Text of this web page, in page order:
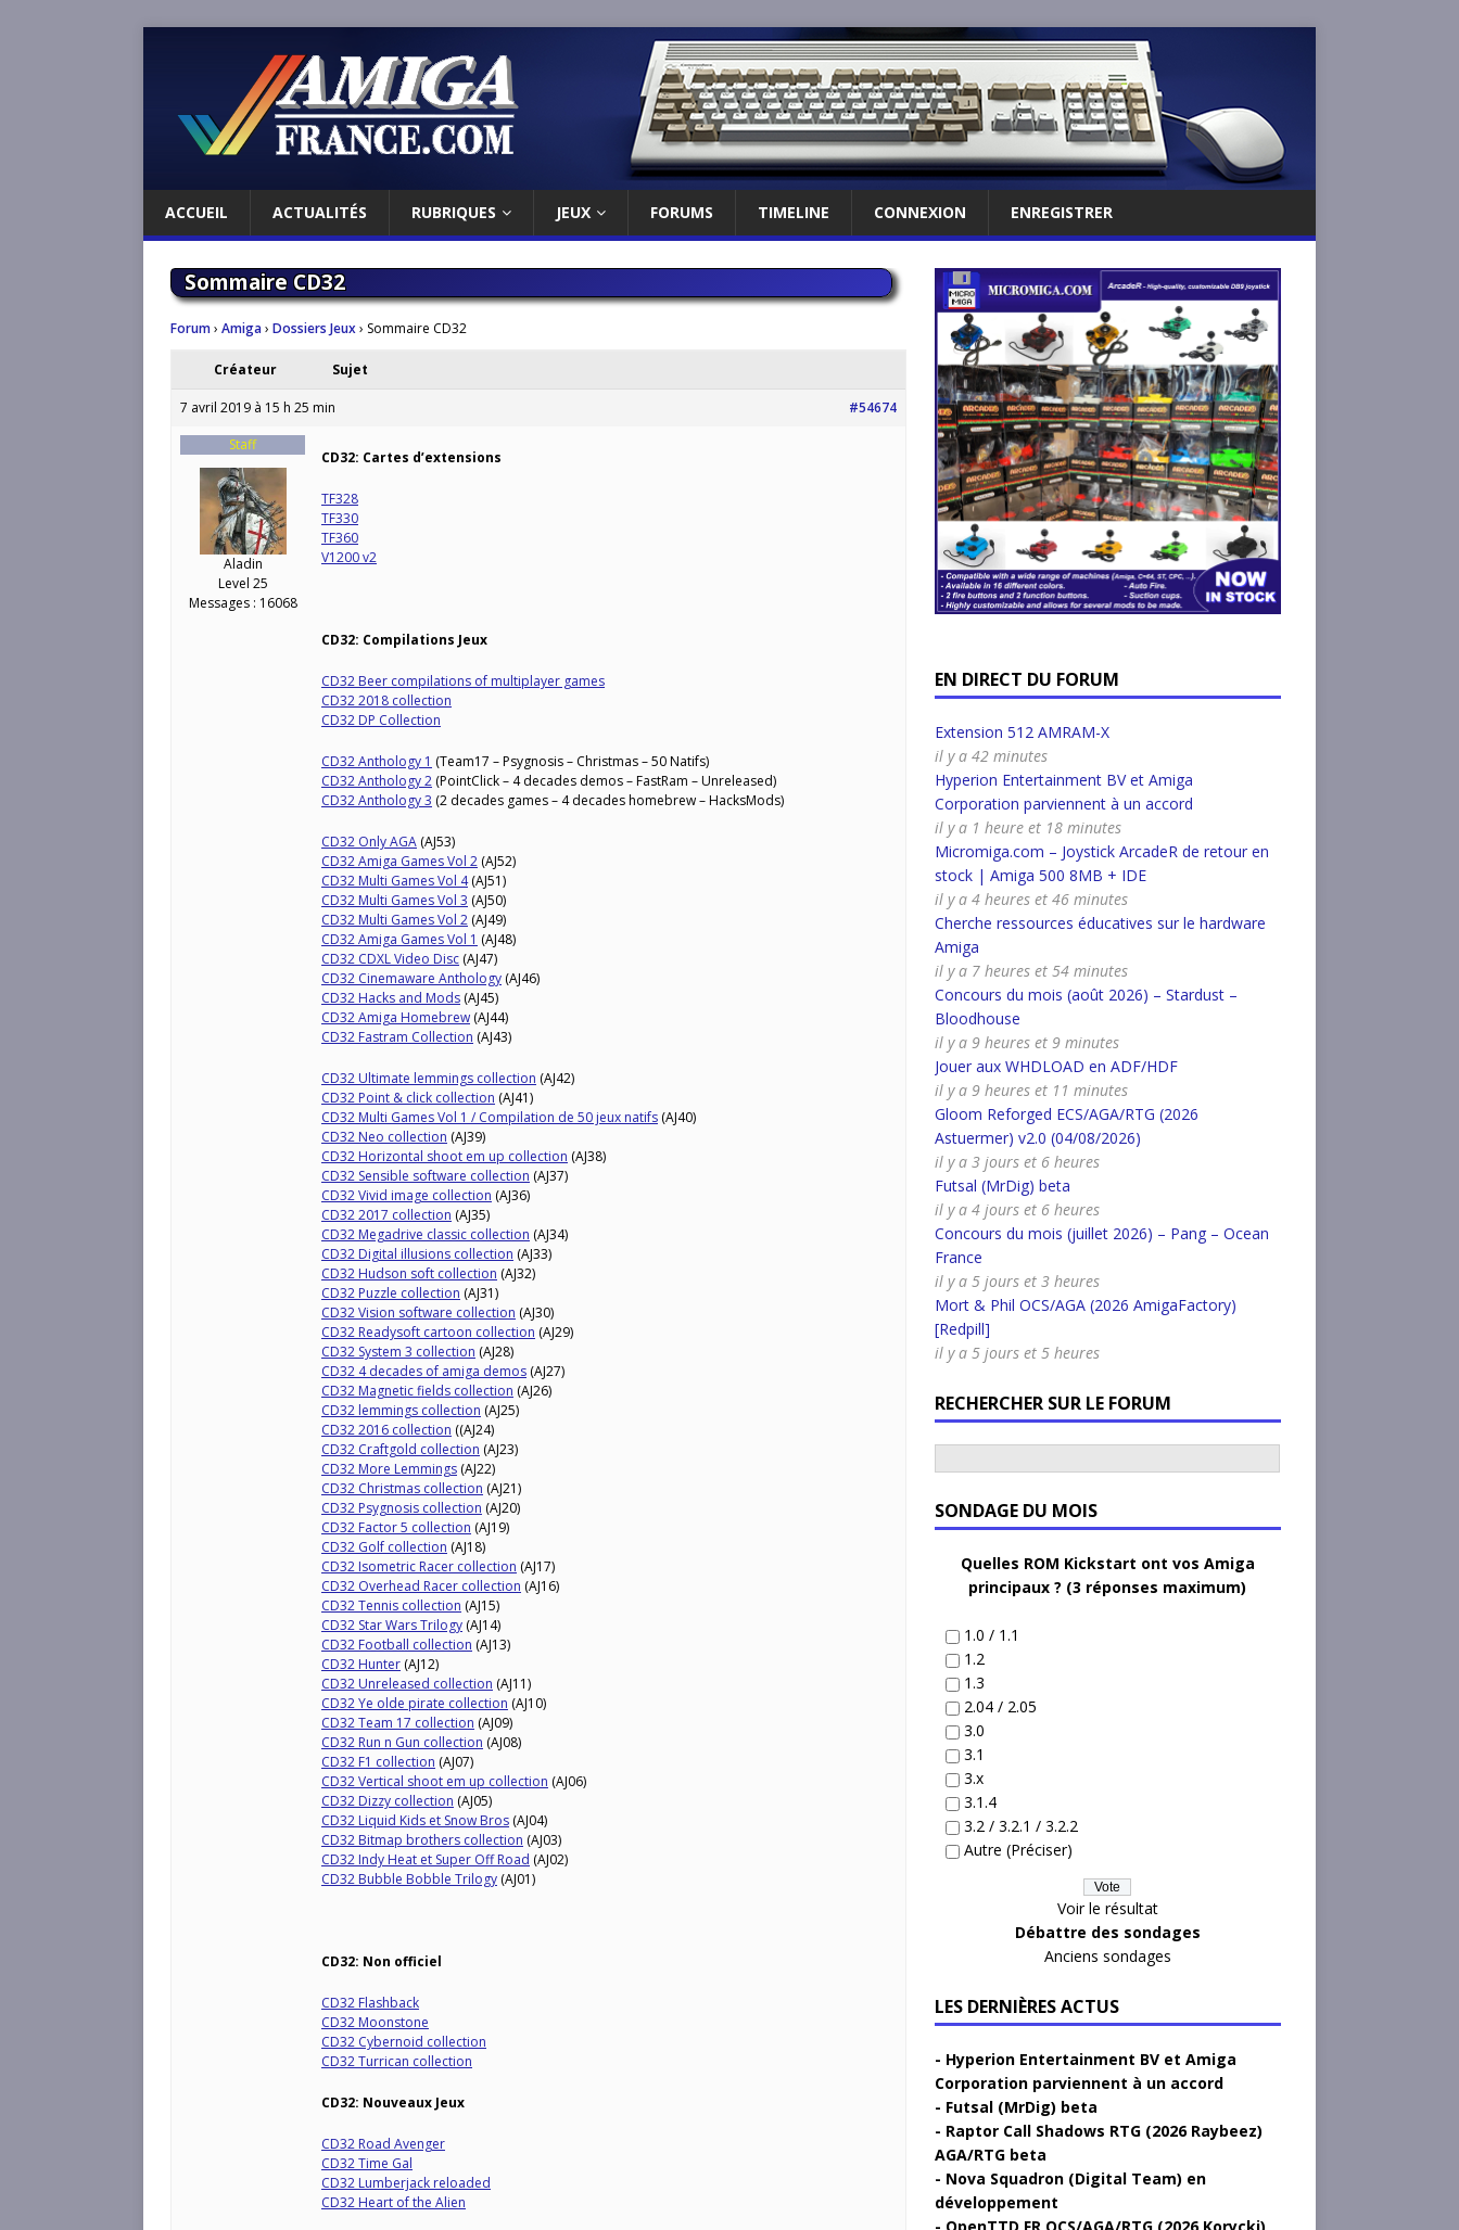
ACCUEIL ACTUALITÉS RUBRIQUES JEUX FORUMS TIMELINE CONNEXION ENREGISTRER
Sommaire CD32
Forum› Amiga› Dossiers Jeux› Sommaire CD32
Créateur Sujet
7 avril 2019 à 15 h 25 min
#54674
Staff
Aladin
Level 25
Messages : 16068
CD32: Cartes d’extensions
TF328
TF330
TF360
V1200 v2
CD32: Compilations Jeux
CD32 Beer compilations of multiplayer games
CD32 2018 collection
CD32 DP Collection
CD32 Anthology 1 (Team17 – Psygnosis – Christmas – 50 Natifs)
CD32 Anthology 2 (PointClick – 4 decades demos – FastRam – Unreleased)
CD32 Anthology 3 (2 decades games – 4 decades homebrew – HacksMods)
CD32 Only AGA (AJ53)
CD32 Amiga Games Vol 2 (AJ52)
CD32 Multi Games Vol 4(AJ51)
CD32 Multi Games Vol 3 (AJ50)
CD32 Multi Games Vol 2 (AJ49)
CD32 Amiga Games Vol 1 (AJ48)
CD32 CDXL Video Disc (AJ47)
CD32 Cinemaware Anthology (AJ46)
CD32 Hacks and Mods (AJ45)
CD32 Amiga Homebrew (AJ44)
CD32 Fastram Collection (AJ43)
CD32 Ultimate lemmings collection (AJ42)
CD32 Point & click collection (AJ41)
CD32 Multi Games Vol 1 / Compilation de 50 jeux natifs (AJ40)
CD32 Neo collection (AJ39)
CD32 Horizontal shoot em up collection (AJ38)
CD32 Sensible software collection (AJ37)
CD32 Vivid image collection (AJ36)
CD32 2017 collection (AJ35)
CD32 Megadrive classic collection (AJ34)
CD32 Digital illusions collection (AJ33)
CD32 Hudson soft collection (AJ32)
CD32 Puzzle collection (AJ31)
CD32 Vision software collection (AJ30)
CD32 Readysoft cartoon collection (AJ29)
CD32 System 3 collection (AJ28)
CD32 4 decades of amiga demos (AJ27)
CD32 Magnetic fields collection (AJ26)
CD32 lemmings collection (AJ25)
CD32 2016 collection ((AJ24)
CD32 Craftgold collection (AJ23)
CD32 More Lemmings (AJ22)
CD32 Christmas collection (AJ21)
CD32 Psygnosis collection (AJ20)
CD32 Factor 5 collection (AJ19)
CD32 Golf collection (AJ18)
CD32 Isometric Racer collection (AJ17)
CD32 Overhead Racer collection (AJ16)
CD32 Tennis collection (AJ15)
CD32 Star Wars Trilogy (AJ14)
CD32 Football collection (AJ13)
CD32 Hunter (AJ12)
CD32 Unreleased collection (AJ11)
CD32 Ye olde pirate collection (AJ10)
CD32 Team 17 collection (AJ09)
CD32 Run n Gun collection (AJ08)
CD32 F1 collection (AJ07)
CD32 Vertical shoot em up collection (AJ06)
CD32 Dizzy collection (AJ05)
CD32 Liquid Kids et Snow Bros (AJ04)
CD32 Bitmap brothers collection (AJ03)
CD32 Indy Heat et Super Off Road (AJ02)
CD32 Bubble Bobble Trilogy (AJ01)
CD32: Non officiel
CD32 Flashback
CD32 Moonstone
CD32 Cybernoid collection
CD32 Turrican collection
CD32: Nouveaux Jeux
CD32 Road Avenger
CD32 Time Gal
CD32 Lumberjack reloaded
CD32 Heart of the Alien
EN DIRECT DU FORUM
Extension 512 AMRAM-X
il y a 42 minutes
Hyperion Entertainment BV et Amiga
Corporation parviennent à un accord
il y a 1 heure et 18 minutes
Micromiga.com – Joystick ArcadeR de retour en
stock | Amiga 500 8MB + IDE
il y a 4 heures et 46 minutes
Cherche ressources éducatives sur le hardware
Amiga
il y a 7 heures et 54 minutes
Concours du mois (août 2026) – Stardust –
Bloodhouse
il y a 9 heures et 9 minutes
Jouer aux WHDLOAD en ADF/HDF
il y a 9 heures et 11 minutes
Gloom Reforged ECS/AGA/RTG (2026
Astuermer) v2.0 (04/08/2026)
il y a 3 jours et 6 heures
Futsal (MrDig) beta
il y a 4 jours et 6 heures
Concours du mois (juillet 2026) – Pang – Ocean
France
il y a 5 jours et 3 heures
Mort & Phil OCS/AGA (2026 AmigaFactory)
[Redpill]
il y a 5 jours et 5 heures
RECHERCHER SUR LE FORUM
SONDAGE DU MOIS
Quelles ROM Kickstart ont vos Amiga
principaux ? (3 réponses maximum)
1.0 / 1.1
1.2
1.3
2.04 / 2.05
3.0
3.1
3.x
3.1.4
3.2 / 3.2.1 / 3.2.2
Autre (Préciser)
Voir le résultat
Débattre des sondages
Anciens sondages
LES DERNIÈRES ACTUS
Hyperion Entertainment BV et Amiga
Corporation parviennent à un accord
Futsal (MrDig) beta
Raptor Call Shadows RTG (2026 Raybeez)
AGA/RTG beta
Nova Squadron (Digital Team) en
développement